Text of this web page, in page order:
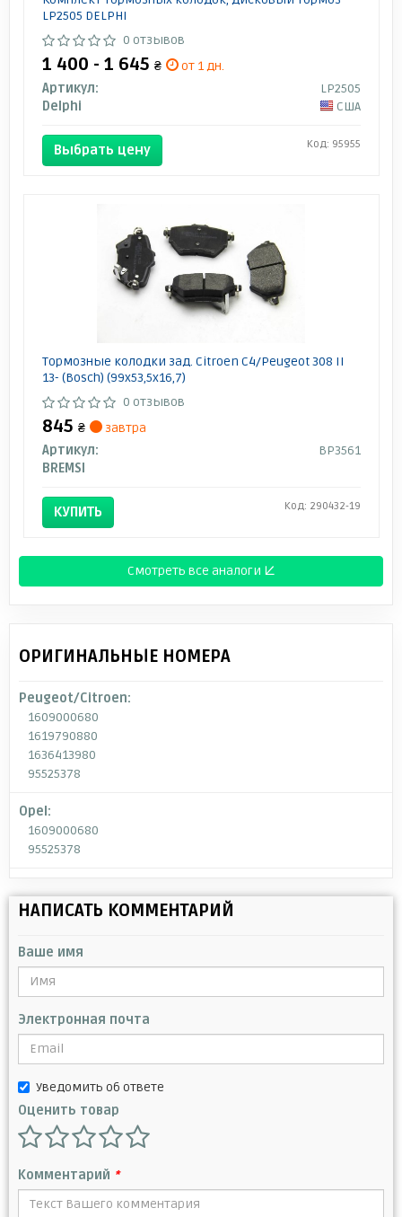
LP2505 DELPHI
0 отзывов
1 400 - 1 645 ₴
от 1 дн.
Артикул:
LP2505
Delphi
США
Выбрать цену Код: 95955
Тормозные колодки зад. Citroen C4/Peugeot 308 II
13- (Bosch) (99x53,5x16,7)
0 отзывов
845 ₴
завтра
Артикул:
BP3561
BREMSI
КУПИТЬ Код: 290432-19
Смотреть все аналоги ↓
ОРИГИНАЛЬНЫЕ НОМЕРА
Peugeot/Citroen:
1609000680
1619790880
1636413980
95525378
Opel:
1609000680
95525378
НАПИСАТЬ КОММЕНТАРИЙ
Ваше имя
Электронная почта
Уведомить об ответе
Оценить товар
Комментарий *